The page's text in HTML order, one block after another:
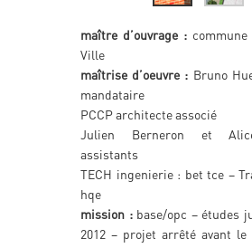
maître d’ouvrage :
Ville
maîtrise d’oeuvre : Bruno
mandataire
PCCP architecte associé
Julien Berneron et
assistants
TECH ingenierie : bet tce –
hqe
mission :base/opc – études
2012 – projet arrêté avant le